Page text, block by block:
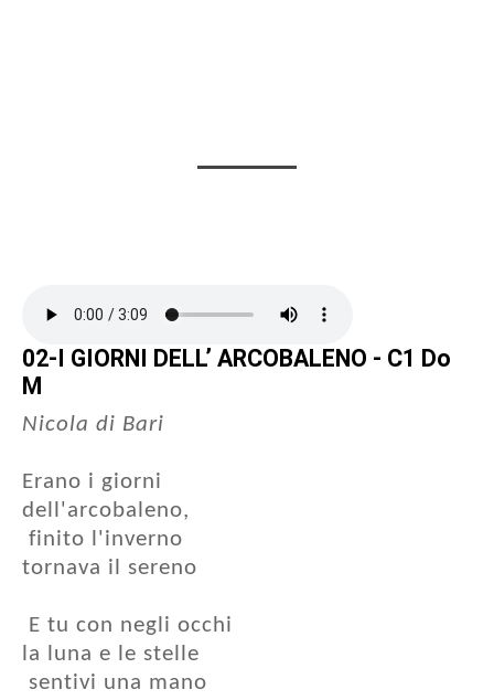
02-I GIORNI DELL’ ARCOBALENO - C1 Do
M
Nicola di Bari
Erano i giorni
dell'arcobaleno,
finito l'inverno
tornava il sereno
E tu con negli occhi
la luna e le stelle
sentivi una mano